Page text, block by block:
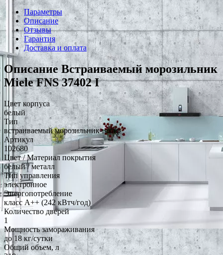
Параметры
Описание
Отзывы
Гарантия
Доставка и оплата
Описание Встраиваемый морозильник
Miele FNS 37402 I
Цвет корпуса
белый
Тип
встраиваемый морозильник-шкаф
Артикул
102680
Цвет / Материал покрытия
белый / металл
Тип управления
электронное
Энергопотребление
класс A++ (242 кВтч/год)
Количество дверей
1
Мощность замораживания
до 18 кг/cутки
Общий объем, л